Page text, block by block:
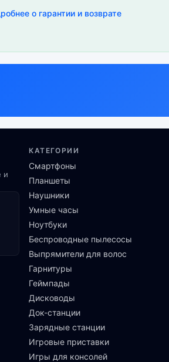
о гарантии и возврате
и
КАТЕГОРИИ
Смартфоны
Планшеты
Наушники
Умные часы
Ноутбуки
Беспроводные пылесосы
Выпрямители для волос
Гарнитуры
Геймпады
Дисководы
Док-станции
Зарядные станции
Игровые приставки
Игры для консолей